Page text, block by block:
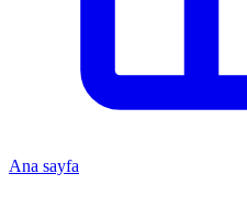
Ana sayfa